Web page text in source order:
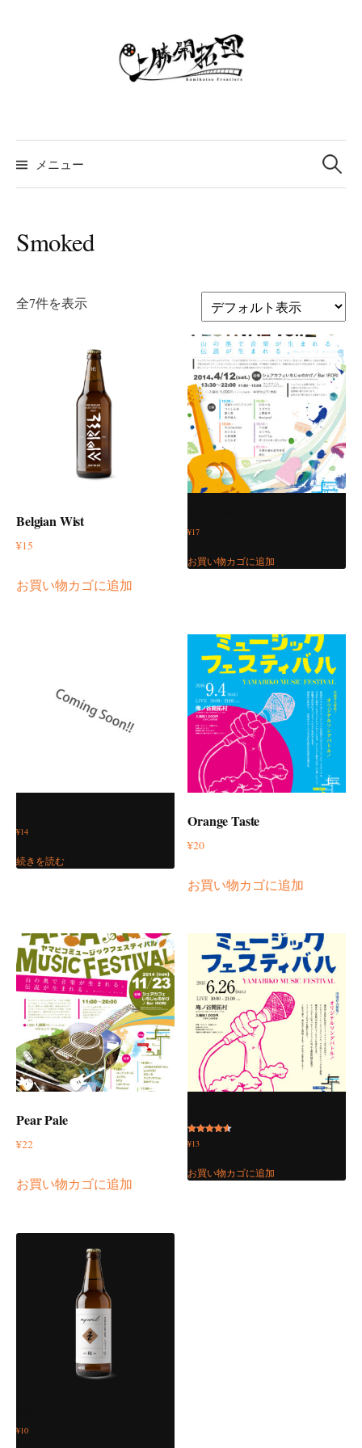
ス
キ
ッ
メニュー
検
索:
Smoked
全7件を表示
Belgian Wist
¥15
お買い物カゴに追加
¥17
お買い物カゴに追加
¥14
続きを読む
Orange Taste
¥20
お買い物カゴに追加
Pear Pale
¥22
お買い物カゴに追加
5段階中
4.50
¥13
お買い物カゴに追加
¥10